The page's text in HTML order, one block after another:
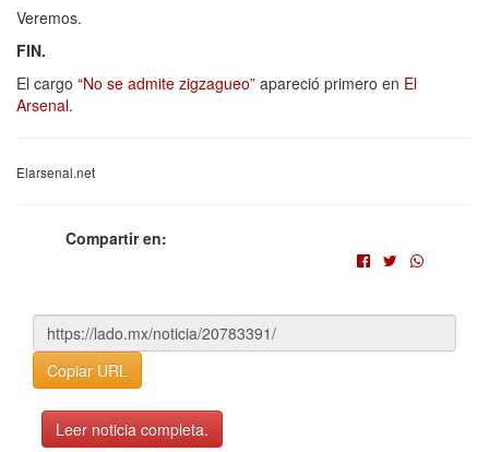
Veremos.
FIN.
El cargo “No se admite zigzagueo” apareció primero en El
Arsenal.
Elarsenal.net
Compartir en:
Copiar URL
Leer noticia completa.